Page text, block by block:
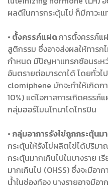
ผลดีในการกระตุ้นไข่ ก็มีภาวะ
• ตั้งครรภ์แฝดการตั้งครรภ์แ
สูติกรรม ซึ่งอาจส่งผลให้ทาร
กำหนด มีปัญหาแทรกซ้อนระห
อันตรายต่อมารดาได้ โดยทั่ว
clomiphene มักจะทำให้เกิด
10%) แต่โอกาสการเกิดครรภ์
กลุ่มฮอร์โมนโกนาโดโทรปิน
• กลุ่มอาการรังไข่ถูกกระตุ้นม
กระตุ้นให้รังไข่ผลิตไข่ได้ปริม
กระตุ้นมากเกินไปในบางราย เ
มากเกินไป (OHSS) ซึ่งจะมีอ
น้ำในช่องท้อง บางรายอาจมีอ